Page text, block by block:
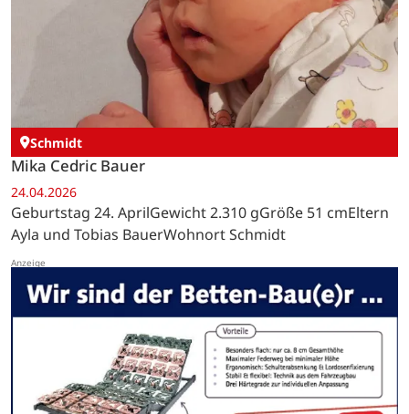
Schmidt
Mika Cedric Bauer
24.04.2026
Geburtstag 24. AprilGewicht 2.310 gGröße 51 cmEltern
Ayla und Tobias BauerWohnort Schmidt